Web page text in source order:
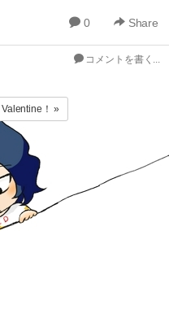
0 Share
コメントを書く...
！ »